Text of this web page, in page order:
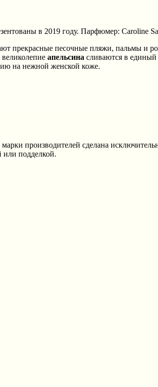
в 2019 году. Парфюмер: Caroline
прекрасные песочные пляжи, пальмы и
апельсина сливаются в единый
на нежной женской коже.
производителей сделана
подделкой.